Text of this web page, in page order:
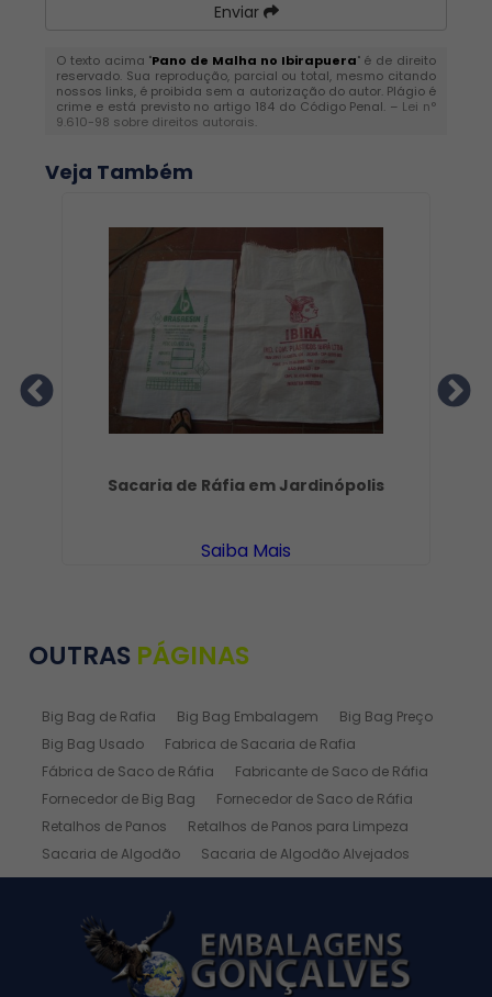
Enviar
O texto acima "Pano de Malha no Ibirapuera" é de direito
reservado. Sua reprodução, parcial ou total, mesmo citando
nossos links, é proibida sem a autorização do autor. Plágio é
crime e está previsto no artigo 184 do Código Penal. – Lei n°
9.610-98 sobre direitos autorais.
Veja Também
Sacaria de Ráfia em Jardinópolis
Saiba Mais
OUTRAS PÁGINAS
Big Bag de Rafia Big Bag Embalagem
Big Bag Preço
Big Bag Usado
Fabrica de Sacaria de Rafia
Fábrica de Saco de Ráfia
Fabricante de Saco de Ráfia
Fornecedor de Big Bag
Fornecedor de Saco de Ráfia
Retalhos de Panos
Retalhos de Panos para Limpeza
Sacaria de Algodão
Sacaria de Algodão Alvejados
Sacaria de Ráfia
Sacaria de Rafia Laminada
Saco de Rafia
Saco de Rafia 100 Kg
Saco de Rafia 20kg
Saco de Ráfia 25 Kg
Saco de Ráfia 30 Kg
Saco de Rafia 40 Kg